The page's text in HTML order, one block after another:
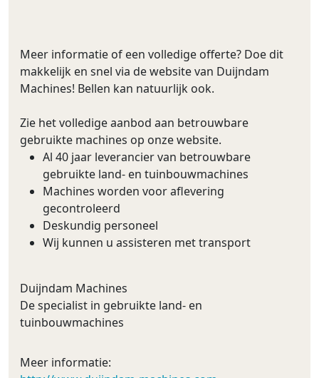
Meer informatie of een volledige offerte? Doe dit
makkelijk en snel via de website van Duijndam
Machines! Bellen kan natuurlijk ook.
Zie het volledige aanbod aan betrouwbare
gebruikte machines op onze website.
Al 40 jaar leverancier van betrouwbare
gebruikte land- en tuinbouwmachines
Machines worden voor aflevering
gecontroleerd
Deskundig personeel
Wij kunnen u assisteren met transport
Duijndam Machines
De specialist in gebruikte land- en
tuinbouwmachines
Meer informatie: